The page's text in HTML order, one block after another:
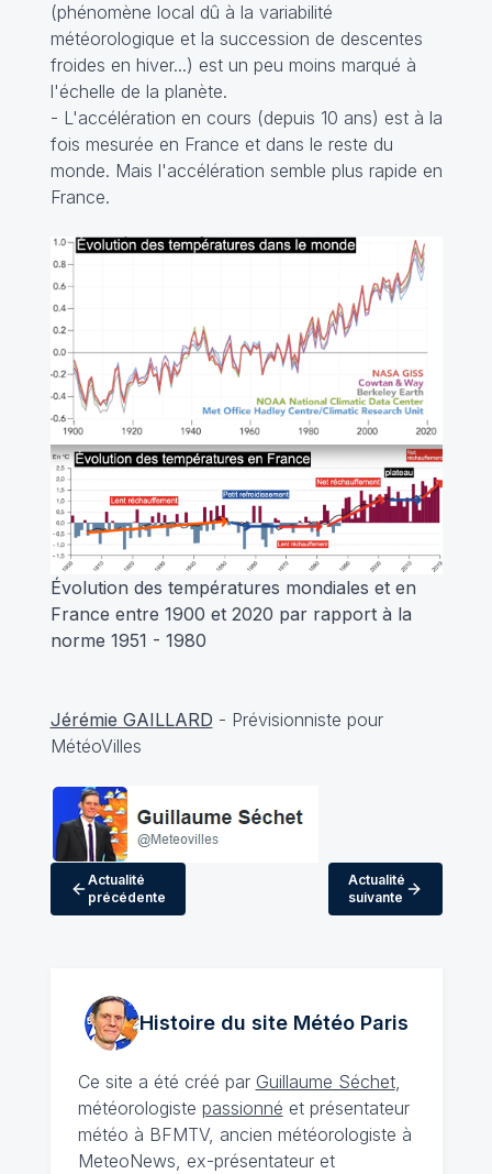
(phénomène local dû à la variabilité
météorologique et la succession de descentes
froides en hiver...) est un peu moins marqué à
l'échelle de la planète.
- L'accélération en cours (depuis 10 ans) est à la
fois mesurée en France et dans le reste du
monde. Mais l'accélération semble plus rapide en
France.
Évolution des températures mondiales et en
France entre 1900 et 2020 par rapport à la
norme 1951 - 1980
Jérémie GAILLARD - Prévisionniste pour
MétéoVilles
Actualité
précédente
Actualité
suivante
Histoire du site MétéoParis
Ce site a été créé par Guillaume Séchet,
météorologiste passionné et présentateur
météo à BFMTV, ancien météorologiste à
MeteoNews, ex-présentateur et